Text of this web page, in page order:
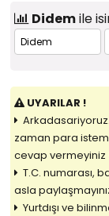
Didemile
UYARILAR !
zaman para
cevap vermeyiniz
T.C. numarası,
asla
Yurtdışı ve